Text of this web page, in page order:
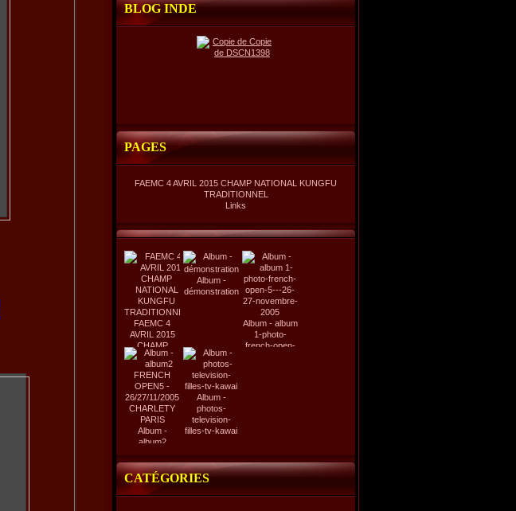
BLOG INDE
PAGES
FAEMC 4 AVRIL 2015 CHAMP NATIONAL KUNGFU
TRADITIONNEL
Links
FAEMC 4
AVRIL 2015
CHAMP
NATIONAL
KUNGFU
TRADITIONNEL
Album -
démonstration
Album - album
1-photo-
french-open-
Album -
album2
OPEN5 -
26/27/11/2005
CHARLETY
PARIS
Album -
photos-
television-
filles-tv-kawai
CATÉGORIES